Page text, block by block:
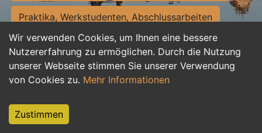
Wir verwenden Cookies, um Ihnen eine bessere
Nutzererfahrung zu ermöglichen. Durch die Nutzung
unserer Webseite stimmen Sie unserer Verwendung
von Cookies zu. Mehr Informationen
Zustimmen
Praktika, Werkstudenten, Abschlussarbeiten
Personalwesen Assistenz, Sekretariat
Hilfskräfte, Aushilfs- und Nebenjobs
Weiterbildung, Studium, duale Ausbildung